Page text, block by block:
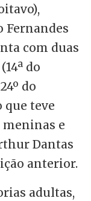
Fernandes
com duas
do
do
teve
meninas e
Dantas
anterior.
adultas,